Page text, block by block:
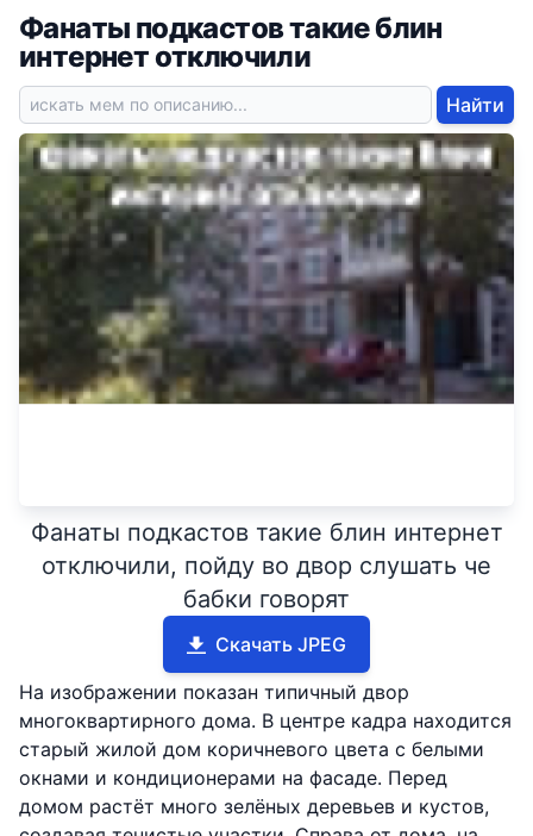
Фанаты подкастов такие блин
интернет отключили
Найти
Фанаты подкастов такие блин интернет
отключили, пойду во двор слушать че
бабки говорят
Скачать JPEG
На изображении показан типичный двор
многоквартирного дома. В центре кадра находится
старый жилой дом коричневого цвета с белыми
окнами и кондиционерами на фасаде. Перед
домом растёт много зелёных деревьев и кустов,